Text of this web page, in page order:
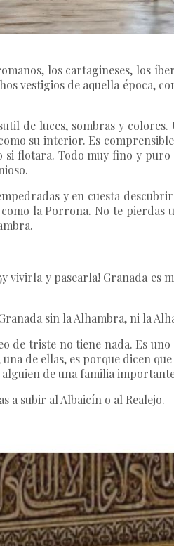
los cartagineses, los
vestigios de aquella época,
de luces, sombras y
su interior. Es
flotara. Todo muy fino y puro
y en cuesta
la Porrona. No te pierdas
vivirla y pasearla! Granada es
sin la Alhambra, ni la
de triste no tiene nada. Es
de ellas, es porque dicen
de una familia
a subir al Albaicín o al Realejo.